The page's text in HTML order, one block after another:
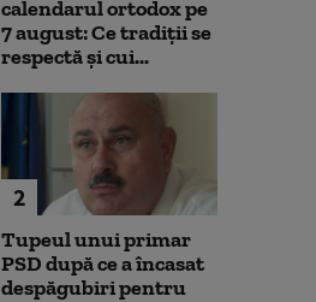
calendarul ortodox pe
7 august: Ce tradiții se
respectă și cui...
2
Tupeul unui primar
PSD după ce a încasat
despăgubiri pentru